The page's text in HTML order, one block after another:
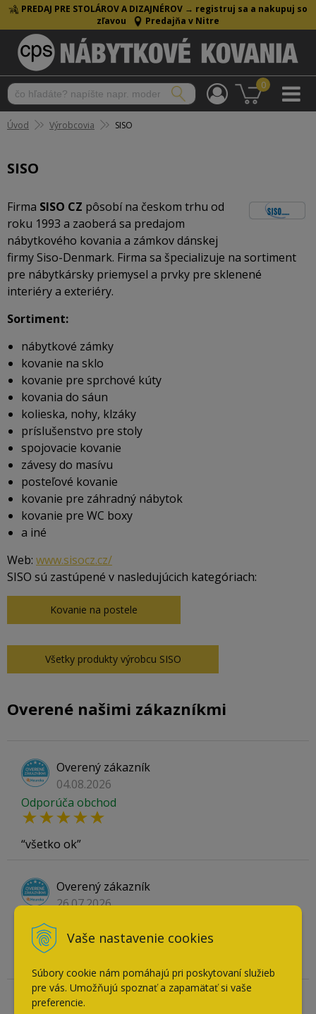
Vaše nastavenie cookies
Súbory cookie nám pomáhajú pri poskytovaní služieb
pre vás. Umožňujú spoznať a zapamätať si vaše
preferencie.
PREDAJ PRE STOLÁROV A DIZAJNÉROV → registruj sa a nakupuj so
zľavou
Predajňa v Nitre
0
Úvod Výrobcovia SISO
SISO
Firma SISO CZ pôsobí na českom trhu od
roku 1993 a zaoberá sa predajom
nábytkového kovania a zámkov dánskej
firmy Siso-Denmark. Firma sa špecializuje na sortiment
pre nábytkársky priemysel a prvky pre sklenené
interiéry a exteriéry.
Sortiment:
nábytkové zámky
kovanie na sklo
kovanie pre sprchové kúty
kovania do sáun
kolieska, nohy, klzáky
príslušenstvo pre stoly
spojovacie kovanie
závesy do masívu
posteľové kovanie
kovanie pre záhradný nábytok
kovanie pre WC boxy
a iné
Web: www.sisocz.cz/
SISO sú zastúpené v nasledujúcich kategóriach:
Kovanie na postele
Všetky produkty výrobcu SISO
Overené našimi zákazníkmi
Overený zákazník
04.08.2026
Odporúča obchod
všetko ok
Overený zákazník
26.07.2026
Odporúča obchod
Overený zákazník